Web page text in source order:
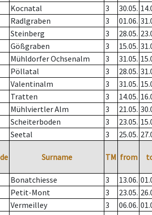
Kocnatal 3 30.05.
Radlgraben 3 01.06.
Steinberg 3 28.05.
Gößgraben 3 15.05.
Mühldorfer Ochsenalm 3 31.05.
Pöllatal 3 28.05.
Valentinalm 3 31.05.
Tratten 3 14.05.
Mühlviertler Alm 3 21.05.
Scheiterboden 3 23.05.
Seetal 3 25.05.
Surname TM from
Bonatchiesse 3 13.06.
Petit-Mont 3 23.05.
Vermeilley 3 06.06.